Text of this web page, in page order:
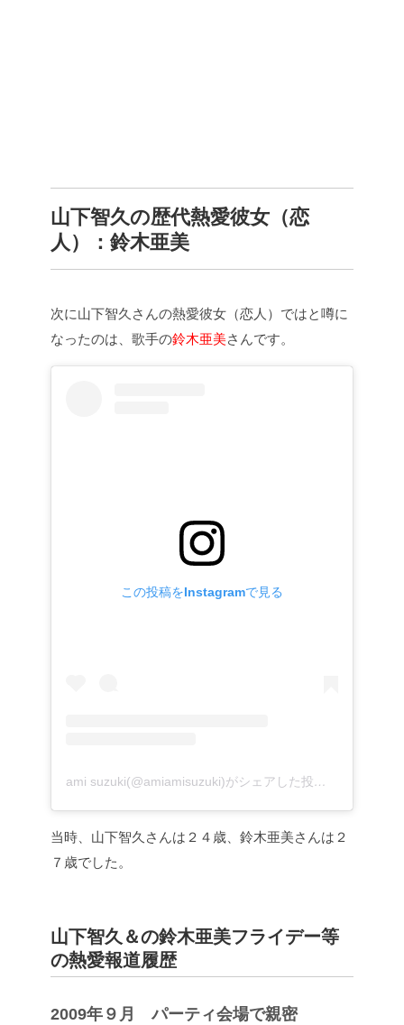
山下智久の歴代熱愛彼女（恋
人）：鈴木亜美
次に山下智久さんの熱愛彼女（恋人）ではと噂に
なったのは、歌手の鈴木亜美さんです。
この投稿をInstagramで見る
ami suzuki(@amiamisuzuki)がシェアした投稿
当時、山下智久さんは２４歳、鈴木亜美さんは２
７歳でした。
山下智久＆の鈴木亜美フライデー等
の熱愛報道履歴
2009年９月 パーティ会場で親密